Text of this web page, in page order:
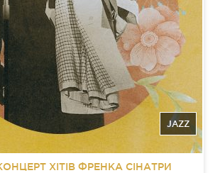
JAZZ
ХІТІВ ФРЕНКА СІНАТРИ